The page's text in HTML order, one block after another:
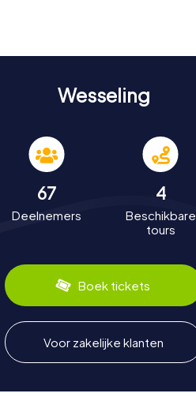
Wesseling
67
Deelnemers
4
Beschikbare
tours
Boek tickets
Voor zakelijke klanten